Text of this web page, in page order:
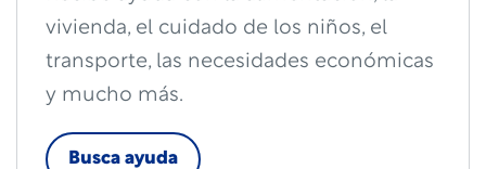
vivienda, el cuidado de los niños, el
transporte, las necesidades económicas
y mucho más.
Busca ayuda